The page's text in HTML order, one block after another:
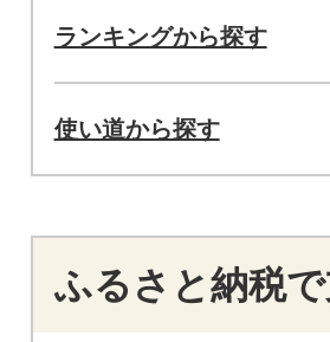
ランキングから探す
使い道から探す
ふるさと納税